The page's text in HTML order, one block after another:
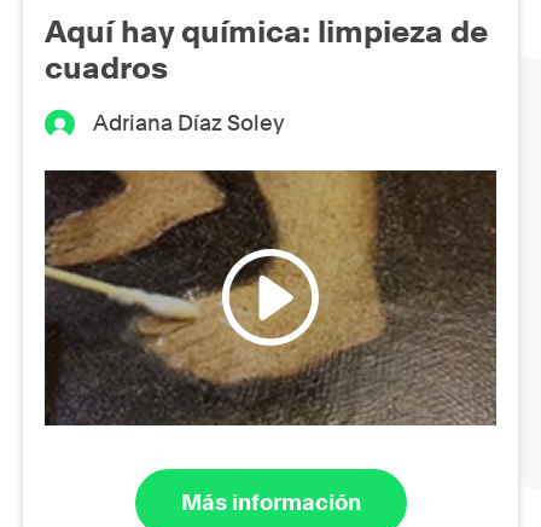
Aquí hay química: limpieza de
cuadros
Adriana Díaz Soley
Más información